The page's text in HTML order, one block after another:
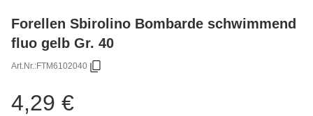
Forellen Sbirolino Bombarde schwimmend
fluo gelb Gr. 40
Art.Nr.:FTM6102040
4,29 €